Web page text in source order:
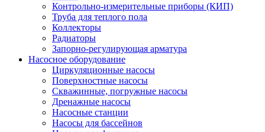
Контрольно-измерительные приборы (КИП)
Труба для теплого пола
Коллекторы
Радиаторы
Запорно-регулирующая арматура
Насосное оборудование
Циркуляционные насосы
Поверхностные насосы
Скважинные, погружные насосы
Дренажные насосы
Насосные станции
Насосы для бассейнов